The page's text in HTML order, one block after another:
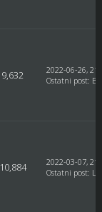
9,632
2022-06-26,
Ostatni post:
10,884
2022-03-07,
Ostatni post: